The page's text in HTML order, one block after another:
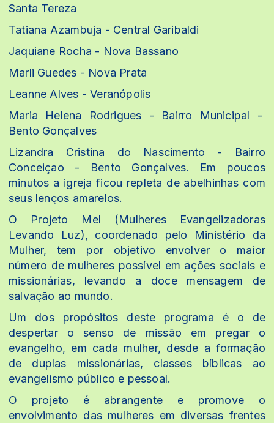
Santa Tereza
Tatiana Azambuja - Central Garibaldi
Jaquiane Rocha - Nova Bassano
Marli Guedes - Nova Prata
Leanne Alves - Veranópolis
Maria Helena Rodrigues - Bairro Municipal -
Bento Gonçalves
Lizandra Cristina do Nascimento - Bairro
Conceiçao - Bento Gonçalves. Em poucos
minutos a igreja ficou repleta de abelhinhas com
seus lenços amarelos.
O Projeto Mel (Mulheres Evangelizadoras
Levando Luz), coordenado pelo Ministério da
Mulher, tem por objetivo envolver o maior
número de mulheres possível em ações sociais e
missionárias, levando a doce mensagem de
salvação ao mundo.
Um dos propósitos deste programa é o de
despertar o senso de missão em pregar o
evangelho, em cada mulher, desde a formação
de duplas missionárias, classes bíblicas ao
evangelismo público e pessoal.
O projeto é abrangente e promove o
envolvimento das mulheres em diversas frentes